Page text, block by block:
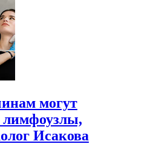
могут
лимфоузлы,
Исакова